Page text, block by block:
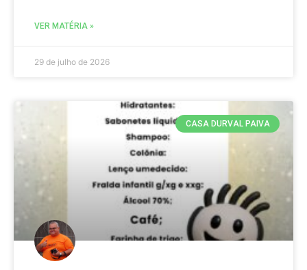
VER MATÉRIA »
29 de julho de 2026
CASA DURVAL PAIVA